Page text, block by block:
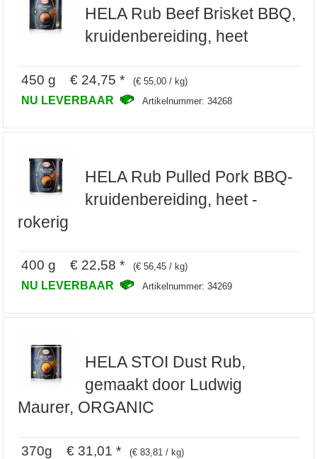
HELA Rub Beef Brisket BBQ,
kruidenbereiding, heet
450 g € 24,75 * (€ 55,00 / kg)
NU LEVERBAAR Artikelnummer: 34268
HELA Rub Pulled Pork BBQ-
kruidenbereiding, heet -
rokerig
400 g € 22,58 * (€ 56,45 / kg)
NU LEVERBAAR Artikelnummer: 34269
HELA STOI Dust Rub,
gemaakt door Ludwig
Maurer, ORGANIC
370g € 31,01 * (€ 83,81 / kg)